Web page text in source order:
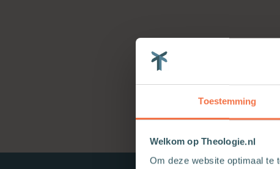
Toestemming
Welkom op Theologie.nl
Om deze website optimaal te